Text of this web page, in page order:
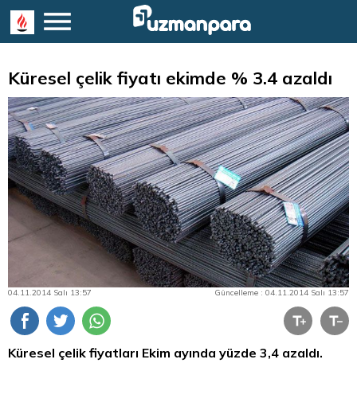
Küresel çelik fiyatı ekimde % 3.4 azaldı
04.11.2014 Salı 13:57 Güncelleme : 04.11.2014 Salı 13:57
Küresel çelik fiyatları Ekim ayında yüzde 3,4 azaldı.